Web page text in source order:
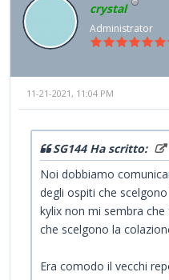
crystal
Administrator
11-21-2021, 11:04 PM
SG144 Ha scritto:
Noi dobbiamo
degli ospiti che
kylix non mi sembra
che scelgono la
Era comodo il vecchi